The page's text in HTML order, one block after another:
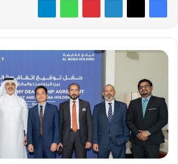
فينفاست توقع
حصرية
في
قطر
مع
المانع
القابضة